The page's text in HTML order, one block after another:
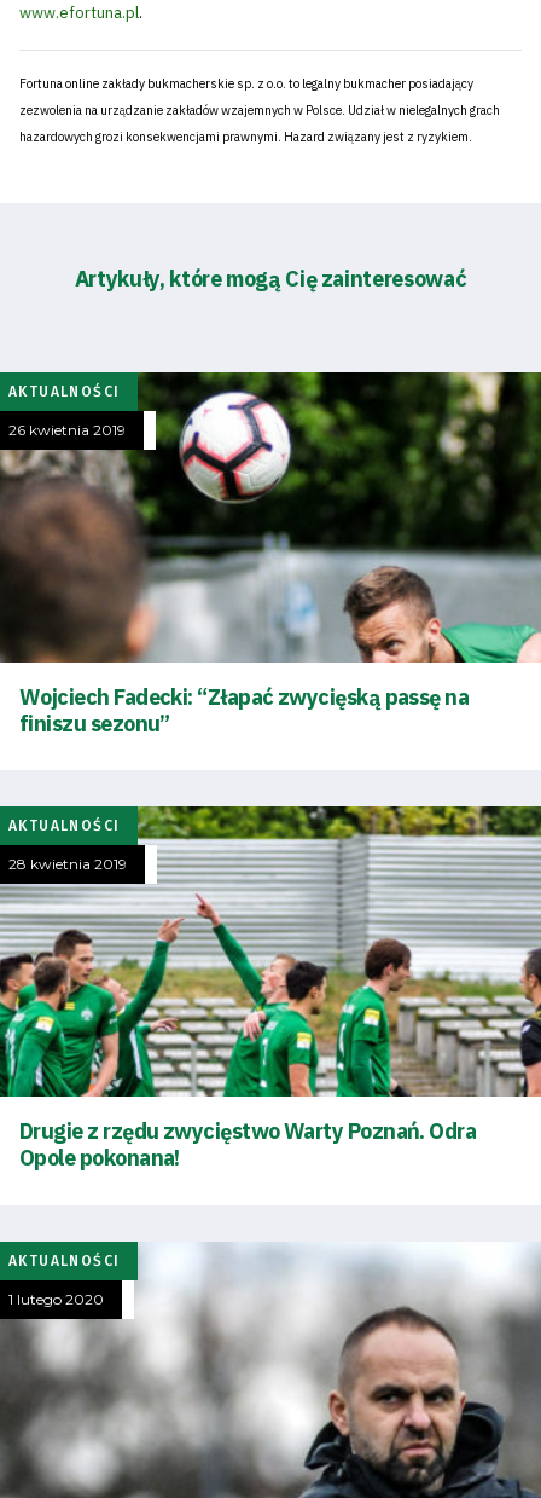
Tryb
oszczędności
energii
FOR:
Search Button
Klub
Tabela
i
terminarz
Kontakt
Pierwszy
zespół
Amp
www.efortuna.pl.
Fortuna online zakłady bukmacherskie sp. z o.o. to legalny bukmacher posiadający
zezwolenia na urządzanie zakładów wzajemnych w Polsce. Udział w nielegalnych grach
hazardowych grozi konsekwencjami prawnymi. Hazard związany jest z ryzykiem.
Artykuły, które mogą Cię zainteresować
AKTUALNOŚCI
26 kwietnia 2019
Wojciech Fadecki: “Złapać zwycięską passę na
finiszu sezonu”
AKTUALNOŚCI
28 kwietnia 2019
Drugie z rzędu zwycięstwo Warty Poznań. Odra
Opole pokonana!
AKTUALNOŚCI
1 lutego 2020